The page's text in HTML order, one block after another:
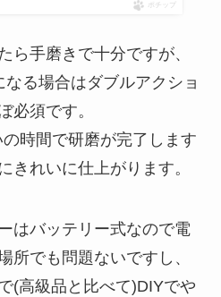
ポチップ
ら手磨きで十分ですが、
る場合はダブルアクショ
必須です。
時間で研磨が完了します
きれいに仕上がります。
はバッテリー式なので電
所でも問題ないですし、
(高級品と比べて)DIYでや